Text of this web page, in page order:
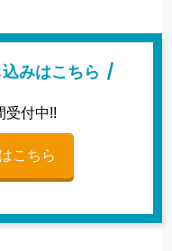
みはこちら
受付中!!
こちら